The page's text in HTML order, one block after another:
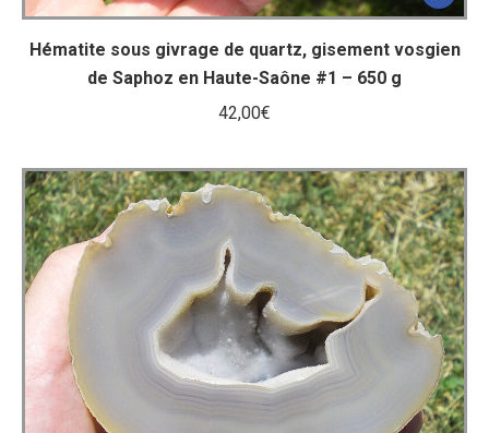
Hématite sous givrage de quartz, gisement vosgien
de Saphoz en Haute-Saône #1 – 650 g
42,00€